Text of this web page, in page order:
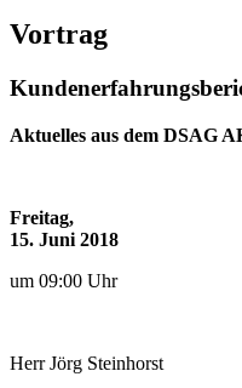
Vortrag
Aktuelles aus dem DSAG
Freitag,
15. Juni 2018
um 09:00 Uhr
HerrJörg Steinhorst